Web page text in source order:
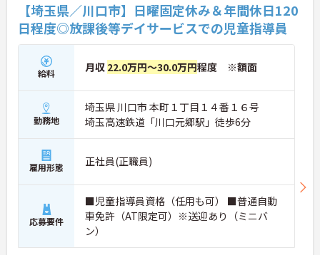
【埼玉県／川口市】日曜固定休み＆年間休日120
日程度◎放課後等デイサービスでの児童指導員
給料 月収 22.0万円～30.0万円程度 ※額面
勤務地
埼玉県 川口市 本町１丁目１４番１６号
埼玉高速鉄道「川口元郷駅」徒歩6分
雇用形態 正社員(正職員)
応募要件
■児童指導員資格（任用も可） ■普通自動
車免許（AT限定可）※送迎あり（ミニバ
ン）